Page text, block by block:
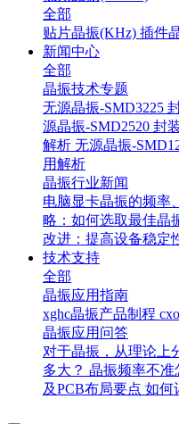
全部
贴片晶振(KHz) 插件
新闻中心
全部
晶振技术专题
无源晶振-SMD3225
源晶振-SMD2520 封
解析 无源晶振-
用解析
晶振行业新闻
电脑显卡晶振的频率
略：如何选取最佳晶
改进：提高设备稳定
技术支持
全部
晶振应用指南
xghc晶振产品制程
晶振应用问答
对于晶振，从理论上
多大？ 晶振频率不准
及PCB布局要点 如何